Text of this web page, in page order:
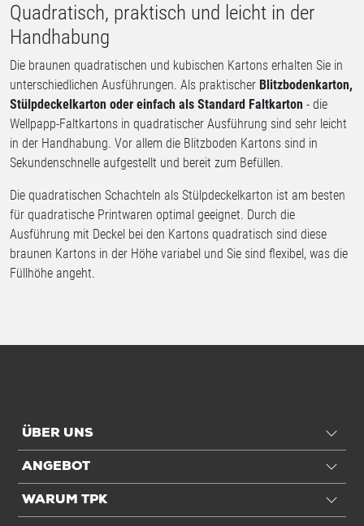
Quadratisch, praktisch und leicht in der
Handhabung
Die braunen quadratischen und kubischen Kartons erhalten Sie in
unterschiedlichen Ausführungen. Als praktischer Blitzbodenkarton,
Stülpdeckelkarton oder einfach als Standard Faltkarton - die
Wellpapp-Faltkartons in quadratischer Ausführung sind sehr leicht
in der Handhabung. Vor allem die Blitzboden Kartons sind in
Sekundenschnelle aufgestellt und bereit zum Befüllen.
Die quadratischen Schachteln als Stülpdeckelkarton ist am besten
für quadratische Printwaren optimal geeignet. Durch die
Ausführung mit Deckel bei den Kartons quadratisch sind diese
braunen Kartons in der Höhe variabel und Sie sind flexibel, was die
Füllhöhe angeht.
ÜBER UNS
ANGEBOT
WARUM TPK